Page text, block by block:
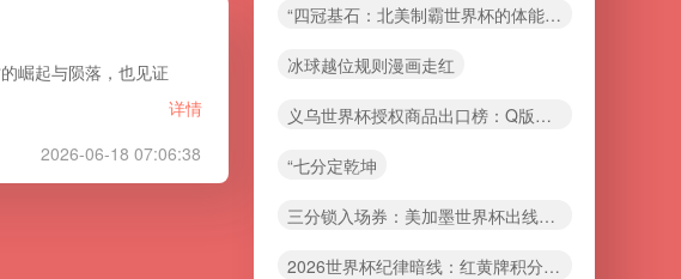
崛起与陨落，也见证
详情
2026-06-18 07:06:38
“四冠基石：北美制霸世界杯的体能架构解析”
冰球越位规则漫画走红
义乌世界杯授权商品出口榜：Q版梅西手办领跑销量
“七分定乾坤
三分锁入场券：美加墨世界杯出线新规”
2026世界杯纪律暗线：红黄牌积分如何隐秘改写最终名单